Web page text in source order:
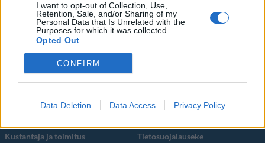
I want to opt-out of Collection, Use,
Retention, Sale, and/or Sharing of my
Personal Data that Is Unrelated with the
Purposes for which it was collected.
Opted Out
CONFIRM
Data Deletion Data Access Privacy Policy
Koti & Asuminen
Elokuvat
Some
YouTube
Instagram
Twitter
Kustantaja ja toimitus Tietosuojalauseke